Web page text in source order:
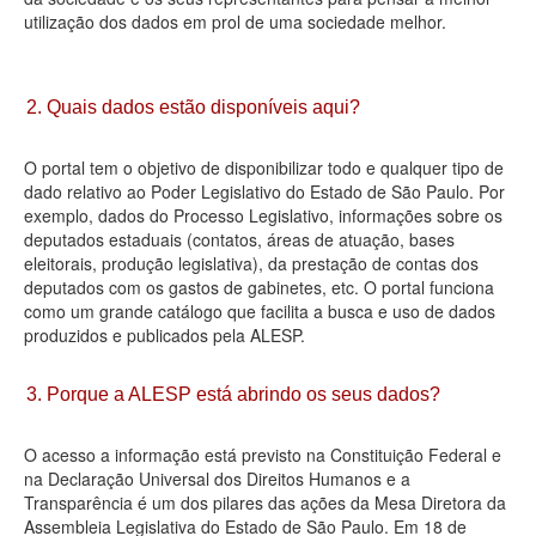
Deputados Estaduais
Agenda
Perguntas frequentes
Contato
utilização dos dados em prol de uma sociedade melhor.
2. Quais dados estão disponíveis aqui?
O portal tem o objetivo de disponibilizar todo e qualquer tipo de
dado relativo ao Poder Legislativo do Estado de São Paulo. Por
exemplo, dados do Processo Legislativo, informações sobre os
deputados estaduais (contatos, áreas de atuação, bases
eleitorais, produção legislativa), da prestação de contas dos
deputados com os gastos de gabinetes, etc. O portal funciona
como um grande catálogo que facilita a busca e uso de dados
produzidos e publicados pela ALESP.
3. Porque a ALESP está abrindo os seus dados?
O acesso a informação está previsto na Constituição Federal e
na Declaração Universal dos Direitos Humanos e a
Transparência é um dos pilares das ações da Mesa Diretora da
Assembleia Legislativa do Estado de São Paulo. Em 18 de